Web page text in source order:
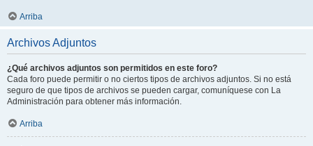
Arriba
Archivos Adjuntos
¿Qué archivos adjuntos son permitidos en este foro?
Cada foro puede permitir o no ciertos tipos de archivos adjuntos. Si no está
seguro de que tipos de archivos se pueden cargar, comuníquese con La
Administración para obtener más información.
Arriba